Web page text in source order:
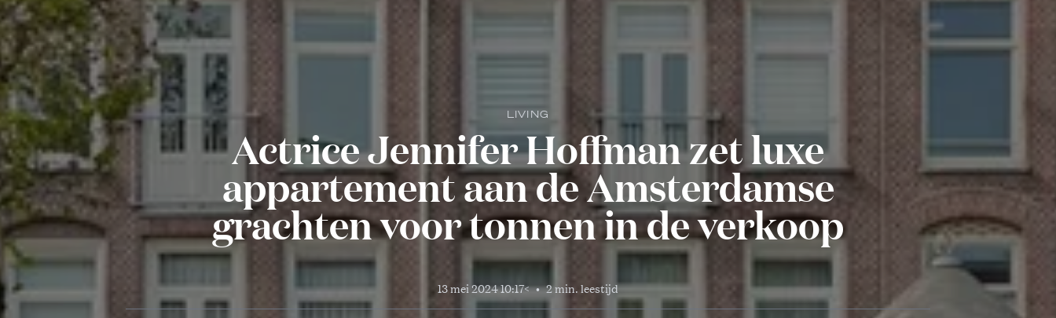
LIVING
Actrice Jennifer Hoffman zet luxe
appartement aan de Amsterdamse
grachten voor tonnen in de verkoop
13 mei 2024 10:17< • 2 min. leestijd